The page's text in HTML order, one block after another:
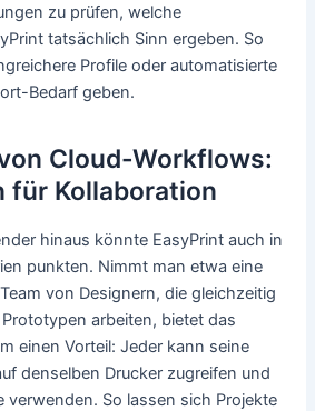
zu prüfen, welche
tatsächlich Sinn ergeben. So
Profile oder automatisierte
Bedarf geben.
Cloud-Workflows:
für Kollaboration
hinaus könnte EasyPrint auch in
punkten. Nimmt man etwa eine
von Designern, die gleichzeitig
arbeiten, bietet das
einen Vorteil: Jeder kann seine
denselben Drucker zugreifen und
verwenden. So lassen sich Projekte